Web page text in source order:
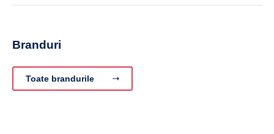
Branduri
Toate brandurile